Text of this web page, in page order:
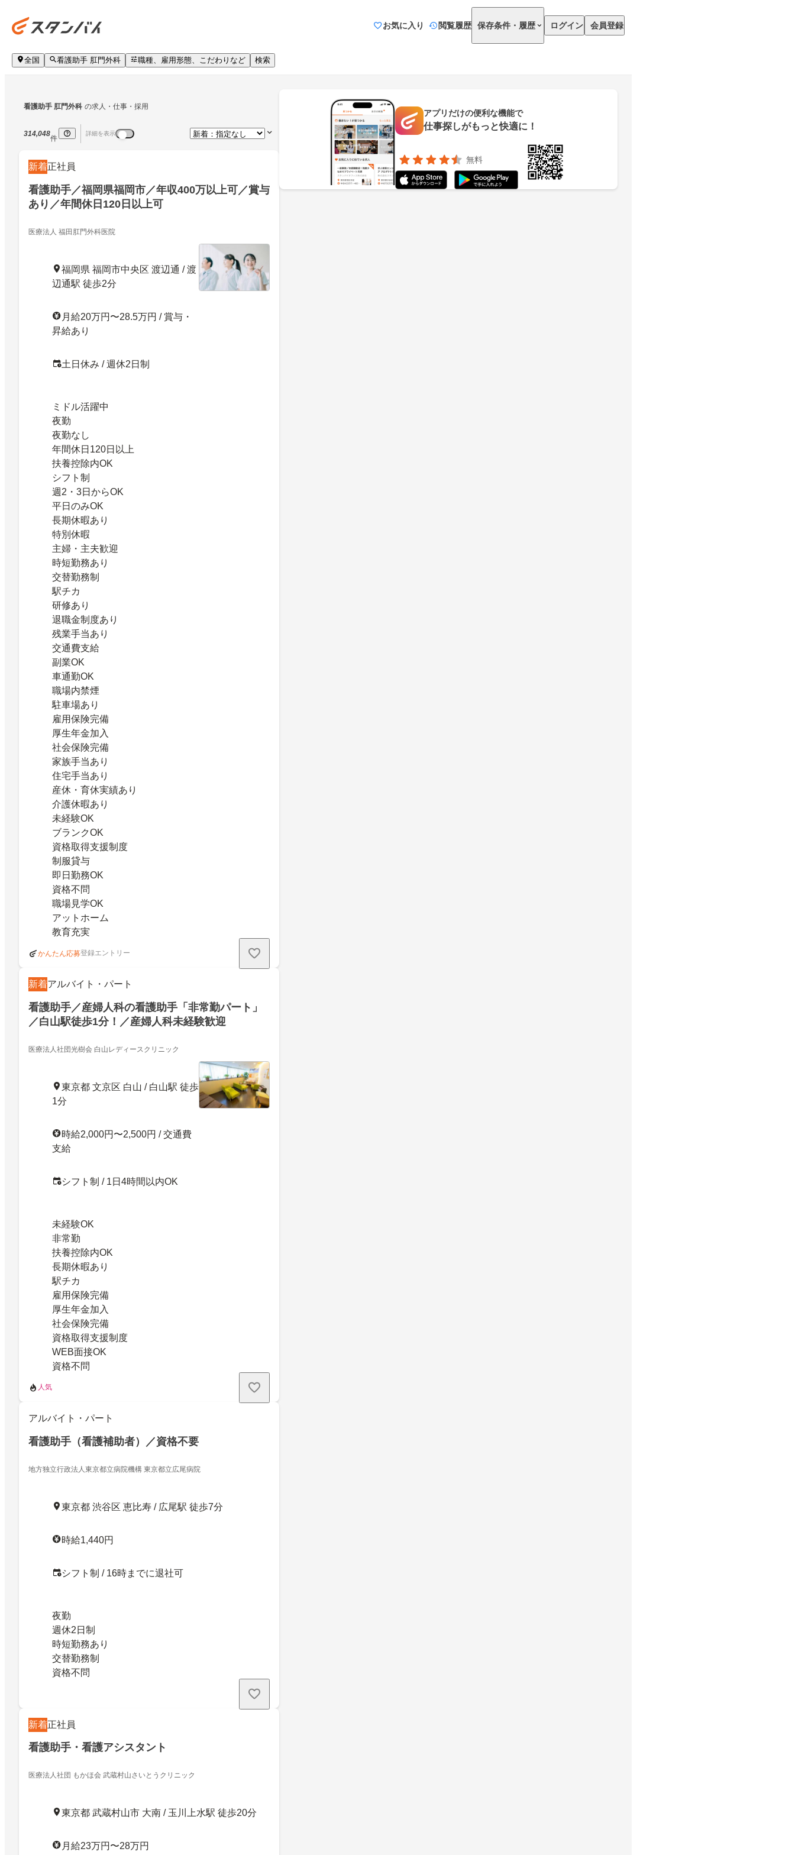
お気に入り 閲覧履歴 保存条件・履歴 ログイン 会員登録
全国 看護助手 肛門外科 職種、雇用形態、こだわりなど 検索
看護助手 肛門外科 の求人・仕事・採用
314,048
件
詳細を表示
新着正社員
看護助手／福岡県福岡市／年収400万以上可／賞与
あり／年間休日120日以上可
医療法人 福田肛門外科医院
福岡県 福岡市中央区 渡辺通 / 渡
辺通駅 徒歩2分
月給20万円〜28.5万円 / 賞与・
昇給あり
土日休み / 週休2日制
ミドル活躍中
夜勤
夜勤なし
年間休日120日以上
扶養控除内OK
シフト制
週2・3日からOK
平日のみOK
長期休暇あり
特別休暇
主婦・主夫歓迎
時短勤務あり
交替勤務制
駅チカ
研修あり
退職金制度あり
残業手当あり
交通費支給
副業OK
車通勤OK
職場内禁煙
駐車場あり
雇用保険完備
厚生年金加入
社会保険完備
家族手当あり
住宅手当あり
産休・育休実績あり
介護休暇あり
未経験OK
ブランクOK
資格取得支援制度
制服貸与
即日勤務OK
資格不問
職場見学OK
アットホーム
教育充実
かんたん応募登録エントリー
新着アルバイト・パート
看護助手／産婦人科の看護助手「非常勤パート」
／白山駅徒歩1分！／産婦人科未経験歓迎
医療法人社団光樹会 白山レディースクリニック
東京都 文京区 白山 / 白山駅 徒歩
1分
時給2,000円〜2,500円 / 交通費
支給
シフト制 / 1日4時間以内OK
未経験OK
非常勤
扶養控除内OK
長期休暇あり
駅チカ
雇用保険完備
厚生年金加入
社会保険完備
資格取得支援制度
WEB面接OK
資格不問
人気
アルバイト・パート
看護助手（看護補助者）／資格不要
地方独立行政法人東京都立病院機構 東京都立広尾病院
東京都 渋谷区 恵比寿 / 広尾駅 徒歩7分
時給1,440円
シフト制 / 16時までに退社可
夜勤
週休2日制
時短勤務あり
交替勤務制
資格不問
新着正社員
看護助手・看護アシスタント
医療法人社団 もかほ会 武蔵村山さいとうクリニック
東京都 武蔵村山市 大南 / 玉川上水駅 徒歩20分
月給23万円〜28万円
アプリだけの便利な機能で
仕事探しがもっと快適に！
無料